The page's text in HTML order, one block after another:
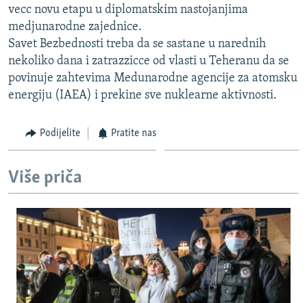
SPECIJALI RSE
VIŠE OD NASLOVA
GENOCID U SREBRENICI
POPLAVE I KLIZIŠTA U BIH 2024.
POST SCRIPTUM
TRI DECENIJE OD RATA U BIH
SVE KARTE DEJTONA
NASTANAK I RASPAD JUGOSLAVIJE
PRATITE NAS
vecc novu etapu u diplomatskim nastojanjima
medjunarodne zajednice.
Savet Bezbednosti treba da se sastane u narednih
nekoliko dana i zatrazzicce od vlasti u Teheranu da se
povinuje zahtevima Medunarodne agencije za atomsku
energiju (IAEA) i prekine sve nuklearne aktivnosti.
Podijelite Pratite nas
Više priča